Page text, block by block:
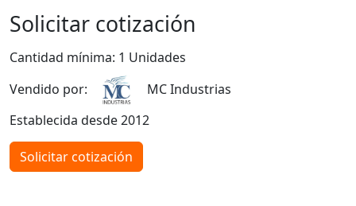
Solicitar cotización
Cantidad mínima: 1 Unidades
Vendido por:
MC Industrias
Establecida desde 2012
Solicitar cotización